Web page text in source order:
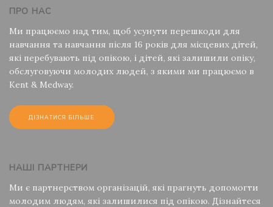
ПРО НАС
Ми працюємо над тим, щоб усунути перешкоди для
навчання та навчання після 16 років для місцевих дітей,
які перебувають під опікою, і дітей, які залишили опіку,
обслуговуючи молодих людей, з якими ми працюємо в
Kent & Medway.
ДІЗНАТИСЯ БІЛЬШЕ
НАШІ ПАРТНЕРИ
Ми є партнерством організацій, які прагнуть допомогти
молодим людям, які залишилися під опікою. Дізнайтеся